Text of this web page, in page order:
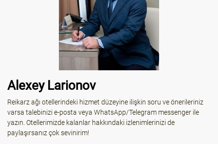
Alexey Larionov
Reikarz ağı otellerindeki hizmet düzeyine ilişkin soru ve önerileriniz
varsa talebinizi e-posta veya WhatsApp/Telegram messenger ile
yazın. Otellerimizde kalanlar hakkındaki izlenimlerinizi de
paylaşırsanız çok sevinirim!